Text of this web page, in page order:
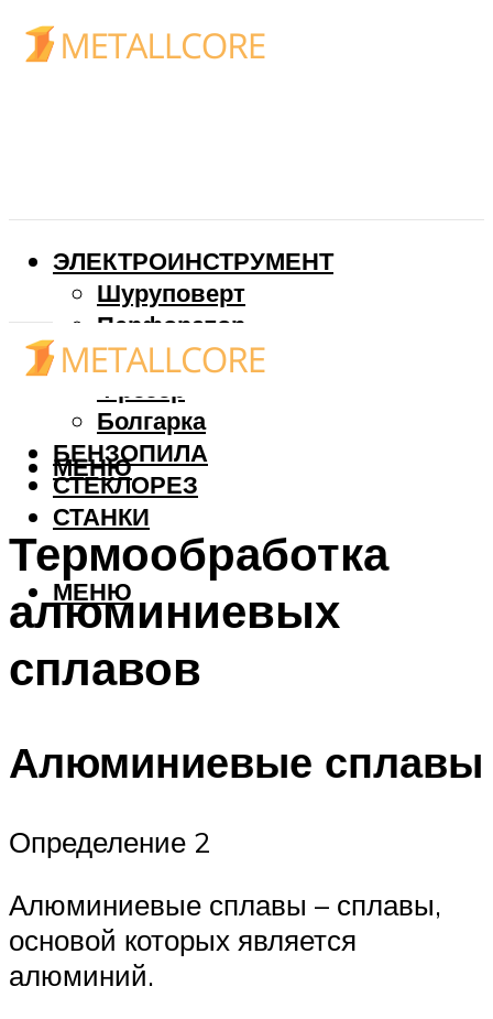
ЭЛЕКТРОИНСТРУМЕНТ
Шуруповерт
Перфоратор
Дрель
Фрезер
Болгарка
БЕНЗОПИЛА
СТЕКЛОРЕЗ
СТАНКИ
МЕНЮ
МЕНЮ
Термообработка
алюминиевых
сплавов
Алюминиевые сплавы
Определение 2
Алюминиевые сплавы – сплавы,
основой которых является
алюминий.